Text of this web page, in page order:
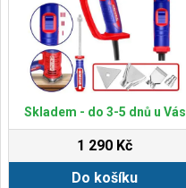
Skladem - do 3-5 dnů u Vás
1 290 Kč
Do košíku